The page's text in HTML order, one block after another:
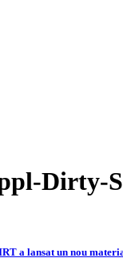
Dirty-
a lansat un nou